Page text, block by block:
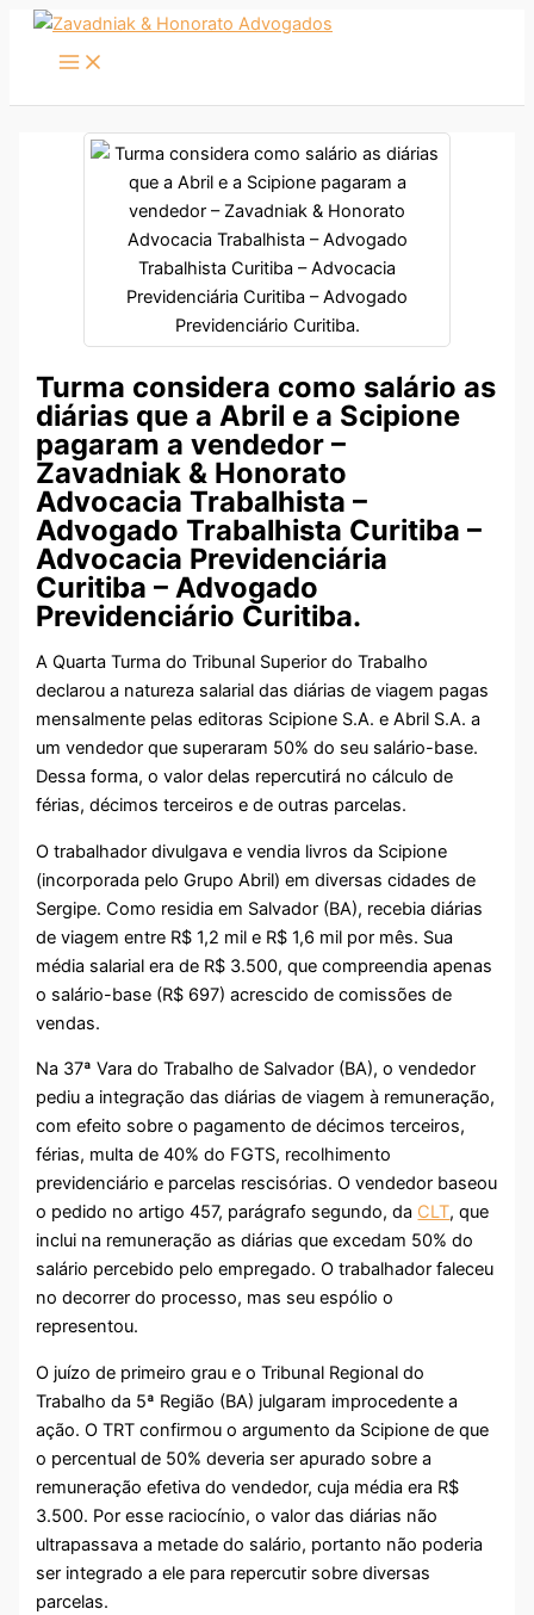
conteúdo
Turma considera como salário as
diárias que a Abril e a Scipione
pagaram a vendedor –
Zavadniak & Honorato
Advocacia Trabalhista –
Advogado Trabalhista Curitiba –
Advocacia Previdenciária
Curitiba – Advogado
Previdenciário Curitiba.
A Quarta Turma do Tribunal Superior do Trabalho
declarou a natureza salarial das diárias de viagem pagas
mensalmente pelas editoras Scipione S.A. e Abril S.A. a
um vendedor que superaram 50% do seu salário-base.
Dessa forma, o valor delas repercutirá no cálculo de
férias, décimos terceiros e de outras parcelas.
O trabalhador divulgava e vendia livros da Scipione
(incorporada pelo Grupo Abril) em diversas cidades de
Sergipe. Como residia em Salvador (BA), recebia diárias
de viagem entre R$ 1,2 mil e R$ 1,6 mil por mês. Sua
média salarial era de R$ 3.500, que compreendia apenas
o salário-base (R$ 697) acrescido de comissões de
vendas.
Na 37ª Vara do Trabalho de Salvador (BA), o vendedor
pediu a integração das diárias de viagem à remuneração,
com efeito sobre o pagamento de décimos terceiros,
férias, multa de 40% do FGTS, recolhimento
previdenciário e parcelas rescisórias. O vendedor baseou
o pedido no artigo 457, parágrafo segundo, da CLT, que
inclui na remuneração as diárias que excedam 50% do
salário percebido pelo empregado. O trabalhador faleceu
no decorrer do processo, mas seu espólio o
representou.
O juízo de primeiro grau e o Tribunal Regional do
Trabalho da 5ª Região (BA) julgaram improcedente a
ação. O TRT confirmou o argumento da Scipione de que
o percentual de 50% deveria ser apurado sobre a
remuneração efetiva do vendedor, cuja média era R$
3.500. Por esse raciocínio, o valor das diárias não
ultrapassava a metade do salário, portanto não poderia
ser integrado a ele para repercutir sobre diversas
parcelas.